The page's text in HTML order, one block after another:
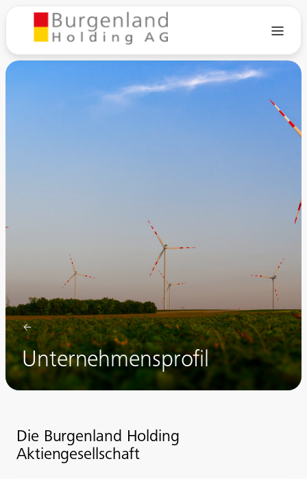
Unternehmensprofil
Die Burgenland Holding
Aktiengesellschaft